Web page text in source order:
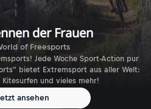
der Frauen
of Freesports
Jede Woche Sport-Action pur
bietet Extremsport aus aller Welt:
und vieles mehr!
ansehen